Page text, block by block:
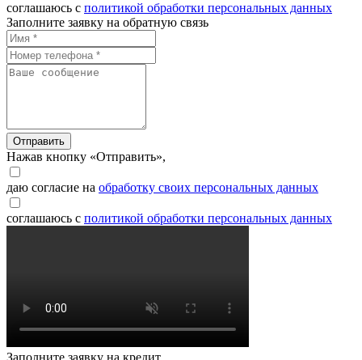
соглашаюсь с политикой обработки персональных данных
Заполните заявку на обратную связь
Отправить
Нажав кнопку «Отправить»,
даю согласие на обработку своих персональных данных
соглашаюсь с политикой обработки персональных данных